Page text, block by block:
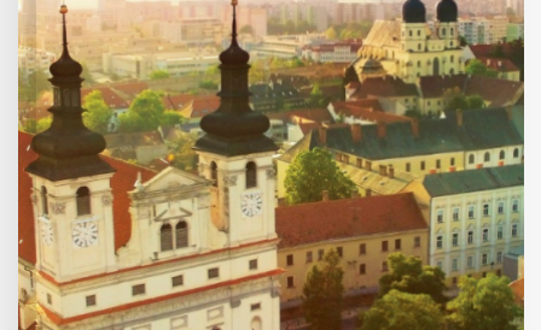
Slovakia
Bratislava
Tatras
Nitra
Trenčín Region
Trnava Region
Žilina Region
Košice Region
Stories
Podcasts
Traveller's needs